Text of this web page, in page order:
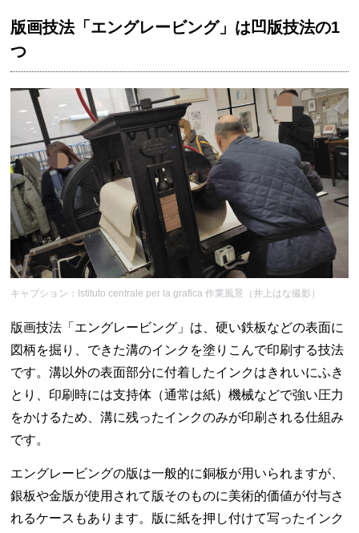
版画技法「エングレービング」は凹版技法の1
つ
キャプション：Istituto centrale per la grafica 作業風景（井上はな撮影）
版画技法「エングレービング」は、硬い鉄板などの表面に
図柄を掘り、できた溝のインクを塗りこんで印刷する技法
です。溝以外の表面部分に付着したインクはきれいにふき
とり、印刷時には支持体（通常は紙）機械などで強い圧力
をかけるため、溝に残ったインクのみが印刷される仕組み
です。
エングレービングの版は一般的に銅板が用いられますが、
銀板や金版が使用されて版そのものに美術的価値が付与さ
れるケースもあります。版に紙を押し付けて写ったインク